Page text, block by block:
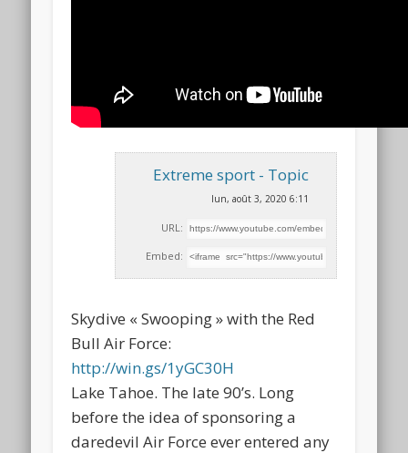
Extreme sport - Topic
lun, août 3, 2020 6:11
URL:
Embed:
Skydive « Swooping » with the Red
Bull Air Force:
http://win.gs/1yGC30H
Lake Tahoe. The late 90’s. Long
before the ideaof sponsoring a
daredevil Air Force ever entered any